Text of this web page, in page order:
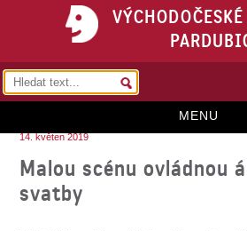
MENU
14. květen 2019
Malou scénu ovládnou
svatby